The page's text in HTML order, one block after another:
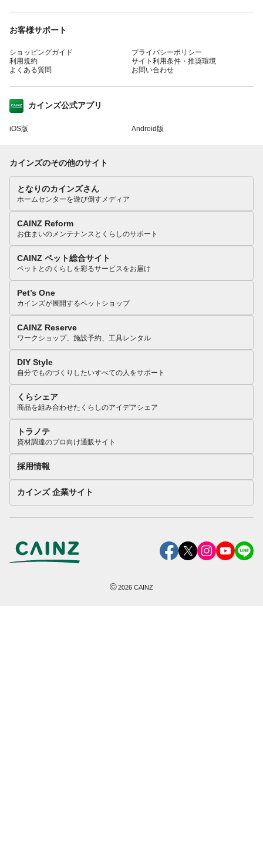
お客様サポート
ショッピングガイド
利用規約
よくある質問
プライバシーポリシー
サイト利用条件・推奨環境
お問い合わせ
カインズ公式アプリ
iOS版 Android版
カインズのその他のサイト
となりのカインズさん
ホームセンターを遊び倒すメディア
CAINZ Reform
お住まいのメンテナンスとくらしのサポート
CAINZ ペット総合サイト
ペットとのくらしを彩るサービスをお届け
Pet’s One
カインズが展開するペットショップ
CAINZ Reserve
ワークショップ、施設予約、工具レンタル
DIY Style
自分でものづくりしたいすべての人をサポート
くらシェア
商品を組み合わせたくらしのアイデアシェア
トラノテ
資材調達のプロ向け通販サイト
採用情報
カインズ 企業サイト
©2026 CAINZ